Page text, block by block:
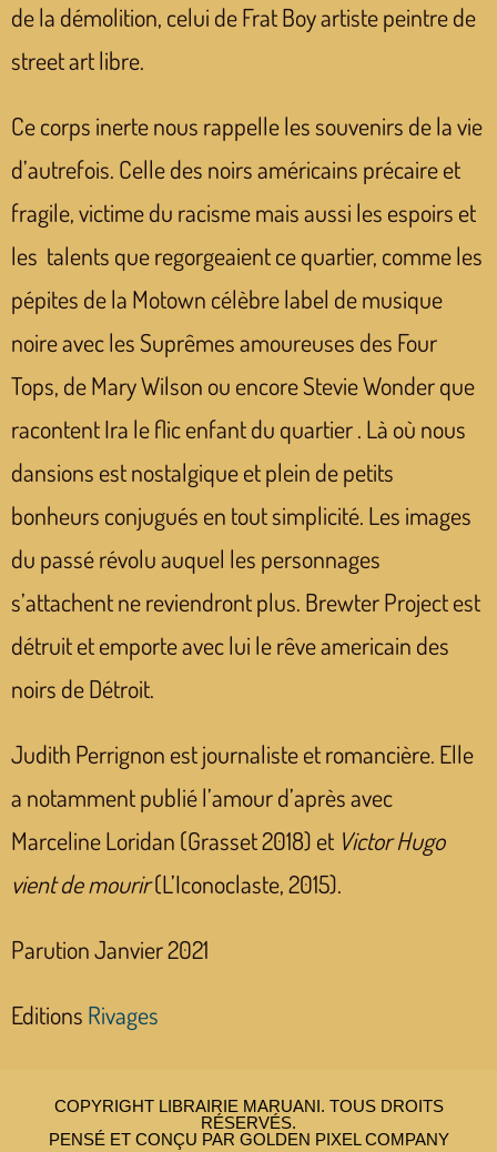
de la démolition, celui de Frat Boy artiste peintre de
street art libre.
Ce corps inerte nous rappelle les souvenirs de la vie
d’autrefois. Celle des noirs américains précaire et
fragile, victime du racisme mais aussi les espoirs et
les talents que regorgeaient ce quartier, comme les
pépites de la Motown célèbre label de musique
noire avec les Suprêmes amoureuses des Four
Tops, de Mary Wilson ou encore Stevie Wonder que
racontent Ira le flic enfant du quartier . Là où nous
dansions est nostalgique et plein de petits
bonheurs conjugués en tout simplicité. Les images
du passé révolu auquel les personnages
s’attachent ne reviendront plus. Brewter Project est
détruit et emporte avec lui le rêve americain des
noirs de Détroit.
Judith Perrignon est journaliste et romancière. Elle
a notamment publié l’amour d’après avec
Marceline Loridan (Grasset 2018) et Victor Hugo
vient de mourir(L’Iconoclaste, 2015).
Parution Janvier 2021
Editions Rivages
COPYRIGHT LIBRAIRIE MARUANI. TOUS DROITS
RÉSERVÉS.
PENSÉ ET CONÇU PAR GOLDEN PIXEL COMPANY